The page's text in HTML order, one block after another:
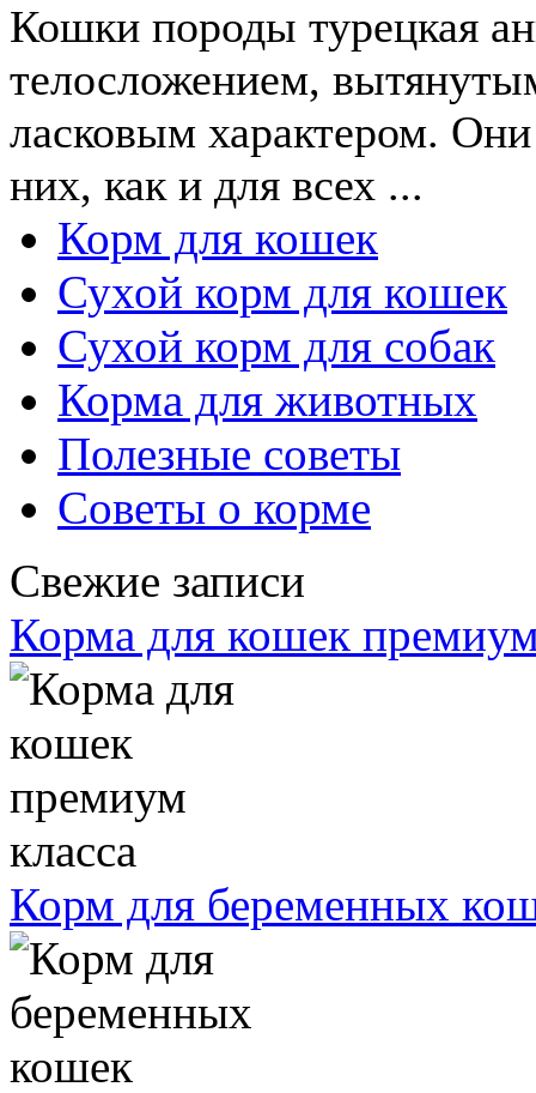
Кошки породы турецкая
телосложением,
ласковым характером.
них, как и для всех ...
Корм для кошек
Сухой корм для кошек
Сухой корм для собак
Корма для животных
Полезные советы
Советы о корме
Свежие записи
Корма для кошек
Корм для беременных